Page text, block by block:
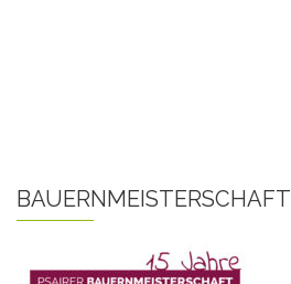
BAUERNMEISTERSCHAFT